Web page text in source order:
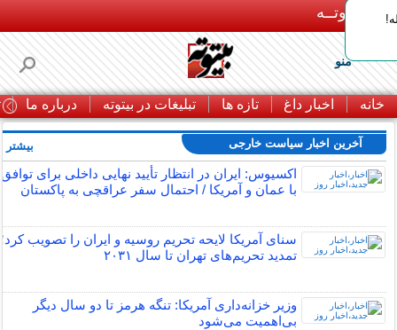
بـیتوتــه
منو
خانه اخبار داغ تازه ها تبلیغات در بیتوته درباره ما
آخرین اخبار سیاست خارجی
اکسیوس: ایران در انتظار تأیید نهایی داخلی برای توافق
با عمان و آمریکا / احتمال سفر عراقچی به پاکستان
سنای آمریکا لایحه تحریم روسیه و ایران را تصویب کرد؛
تمدید تحریم‌های تهران تا سال ۲۰۳۱
وزیر خزانه‌داری آمریکا: تنگه هرمز تا دو سال دیگر
بی‌اهمیت می‌شود
بیشتر